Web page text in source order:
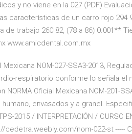
y no viene en la 027 (PDF)
características de un carro rojo 294
trabajo 260 82, (78 a 86) 0.001**
www.amicdental.com.mx
NOM-027-SSA3-2013,
respiratorio conforme lo señala el
Oficial Mexicana NOM-201-
envasados y a granel.
2015 / INTERPRETACIÓN / CURSO
cedetra.weebly.com/nom-022-st -----